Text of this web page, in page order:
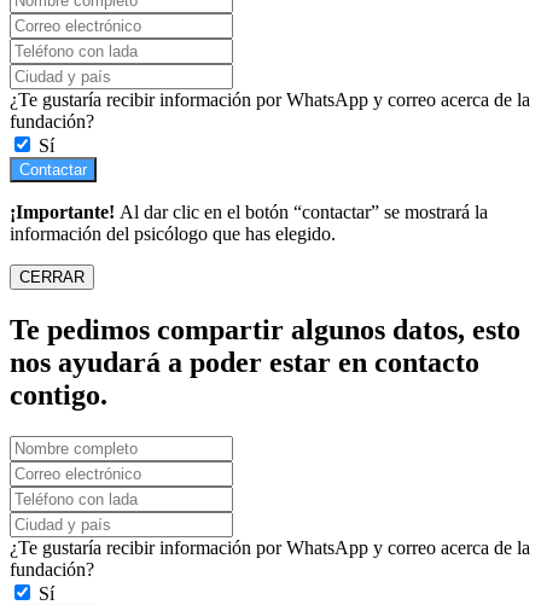
¿Te gustaría recibir información por WhatsApp y correo acerca de la
fundación?
Sí
Contactar
¡Importante! Al dar clic en el botón “contactar” se mostrará la
información del psicólogo que has elegido.
CERRAR
Te pedimos compartir algunos datos, esto
nos ayudará a poder estar en contacto
contigo.
¿Te gustaría recibir información por WhatsApp y correo acerca de la
fundación?
Sí